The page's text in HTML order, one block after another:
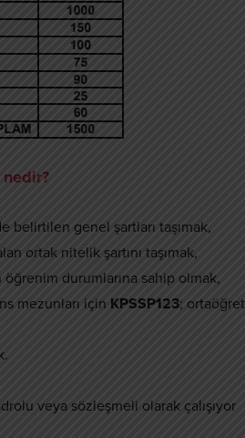
nedir?
belirtilen genel şartları taşımak,
ortak nitelik şartını taşımak,
durumlarına sahip olmak,
mezunları için KPSSP123;
veya sözleşmeli olarak çalışıyor